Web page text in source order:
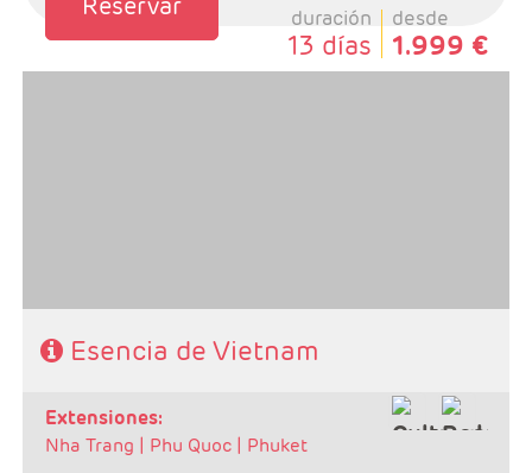
Reservar duración
13 días
desde
1.999 €
Esencia de Vietnam
extensiones:
Nha Trang | Phu Quoc | Phuket